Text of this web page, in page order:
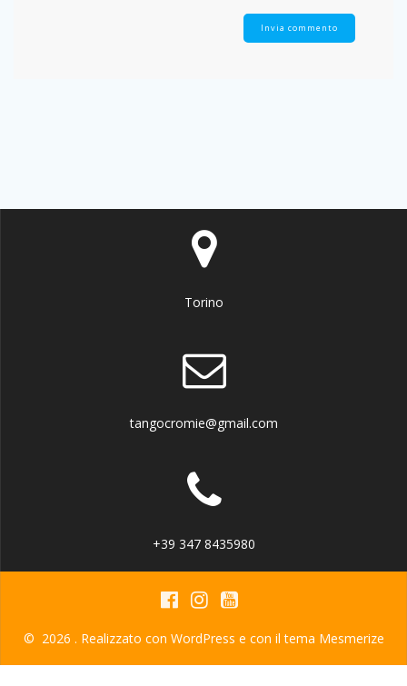
Torino
tangocromie@gmail.com
+39 347 8435980
© 2026 . Realizzato con WordPress e con il tema Mesmerize